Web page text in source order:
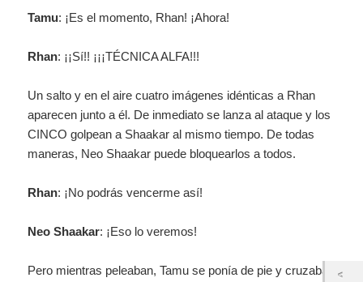
Tamu: ¡Es el momento, Rhan! ¡Ahora!
Rhan: ¡¡Sí!! ¡¡¡TÉCNICA ALFA!!!
Un salto y en el aire cuatro imágenes idénticas a Rhan
aparecen junto a él. De inmediato se lanza al ataque y los
CINCO golpean a Shaakar al mismo tiempo. De todas
maneras, Neo Shaakar puede bloquearlos a todos.
Rhan: ¡No podrás vencerme así!
Neo Shaakar: ¡Eso lo veremos!
Pero mientras peleaban, Tamu se ponía de pie y cruzaba